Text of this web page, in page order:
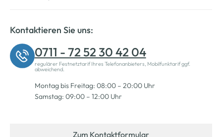
Kontaktieren Sie uns:
0711 - 72 52 30 42 04
regulärer Festnetztarif Ihres Telefonanbieters, Mobilfunktarif ggf.
abweichend.
Montag bis Freitag: 08:00 – 20:00 Uhr
Samstag: 09:00 – 12:00 Uhr
Zum Kontaktformular